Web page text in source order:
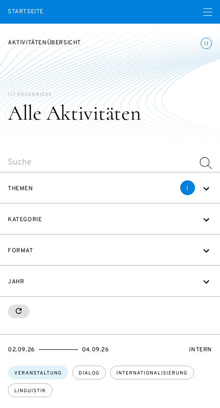
STARTSEITE Menü
AKTIVITÄTENÜBERSICHT
Alle Aktivitäten
117 ERGEBNISSE
THEMEN 1
KATEGORIE
FORMAT
JAHR
RESETALL
Themen:
VERANSTALTUNG DIALOG INTERNATIONALISIERUNG
LINGUISTIK
EVENTBEGINSON
02.09.26
EVENTENDSON 04.09.26 INTERN